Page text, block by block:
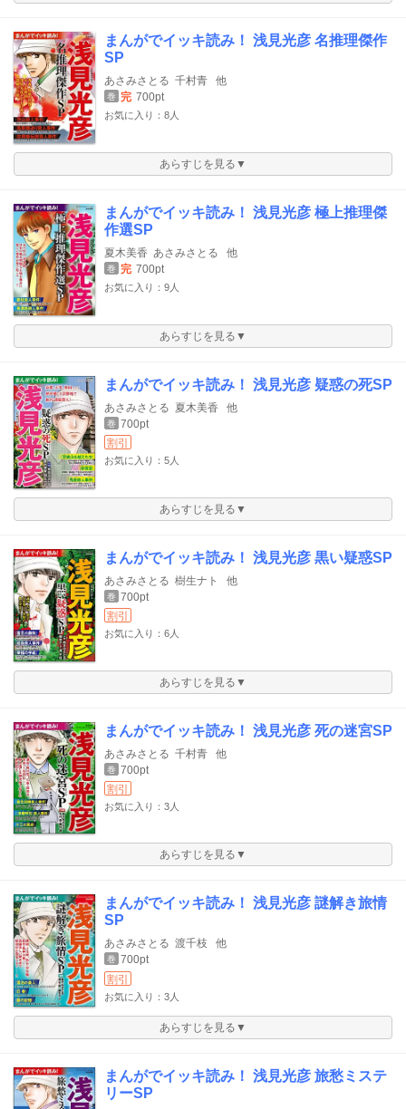
まんがでイッキ読み！ 浅見光彦 名推理傑作
SP
あさみさとる 千村青 他
巻 完 700pt
お気に入り：8人
あらすじを見る▼
まんがでイッキ読み！ 浅見光彦 極上推理傑
作選SP
夏木美香 あさみさとる 他
巻 完 700pt
お気に入り：9人
あらすじを見る▼
まんがでイッキ読み！ 浅見光彦 疑惑の死SP
あさみさとる 夏木美香 他
巻 700pt
割引
お気に入り：5人
あらすじを見る▼
まんがでイッキ読み！ 浅見光彦 黒い疑惑SP
あさみさとる 樹生ナト 他
巻 700pt
割引
お気に入り：6人
あらすじを見る▼
まんがでイッキ読み！ 浅見光彦 死の迷宮SP
あさみさとる 千村青 他
巻 700pt
割引
お気に入り：3人
あらすじを見る▼
まんがでイッキ読み！ 浅見光彦 謎解き旅情
SP
あさみさとる 渡千枝 他
巻 700pt
割引
お気に入り：3人
あらすじを見る▼
まんがでイッキ読み！ 浅見光彦 旅愁ミステ
リーSP